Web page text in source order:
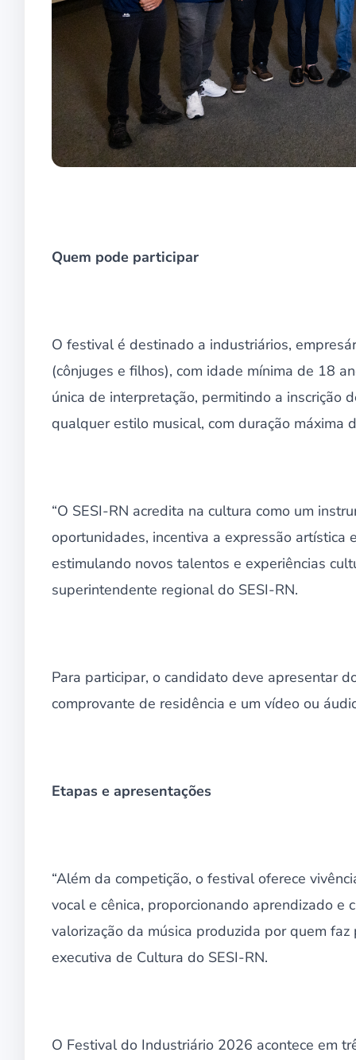
Quem pode participar
O festival é destinado a industriários,
(cônjuges e filhos), com idade mínima de 18
única de interpretação, permitindo a inscrição
qualquer estilo musical, com duração máxima
“O SESI-RN acredita na cultura como um
oportunidades, incentiva a expressão artística
estimulando novos talentos e experiências
superintendente regional do SESI-RN.
Para participar, o candidato deve apresentar
comprovante de residência e um vídeo ou
Etapas e apresentações
“Além da competição, o festival oferece
vocal e cênica, proporcionando aprendizado e
valorização da música produzida por quem
executiva de Cultura do SESI-RN.
O Festival do Industriário 2026 acontece em